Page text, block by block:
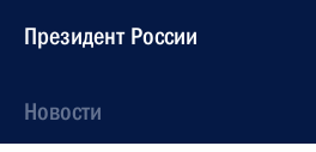
Президент России
Новости